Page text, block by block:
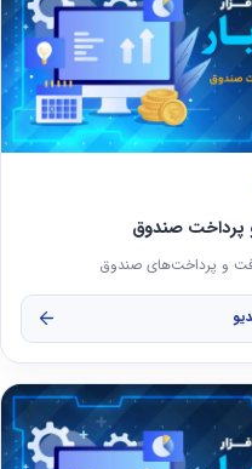
پرداخت صندوق
و پرداخت‌های صندوق